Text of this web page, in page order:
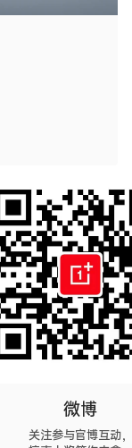
微博
关注参与官博互动，